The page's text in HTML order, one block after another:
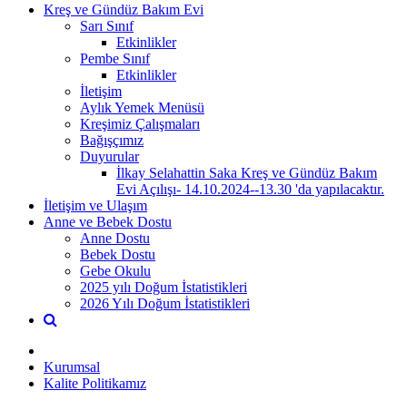
Kreş ve Gündüz Bakım Evi
Sarı Sınıf
Etkinlikler
Pembe Sınıf
Etkinlikler
İletişim
Aylık Yemek Menüsü
Kreşimiz Çalışmaları
Bağışçımız
Duyurular
İlkay Selahattin Saka Kreş ve Gündüz Bakım
Evi Açılışı- 14.10.2024--13.30 'da yapılacaktır.
İletişim ve Ulaşım
Anne ve Bebek Dostu
Anne Dostu
Bebek Dostu
Gebe Okulu
2025 yılı Doğum İstatistikleri
2026 Yılı Doğum İstatistikleri
Kurumsal
Kalite Politikamız